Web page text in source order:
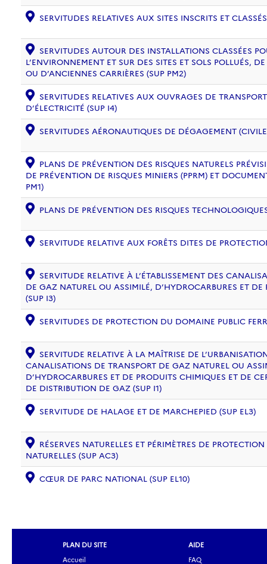
SERVITUDES RELATIVES AUX SITES INSCRITS ET
SERVITUDES AUTOUR DES INSTALLATIONS CLASSÉES
L’ENVIRONNEMENT ET SUR DES SITES ET SOLS POLLUÉS,
OU D’ANCIENNES CARRIÈRES (SUP PM2)
SERVITUDES RELATIVES AUX OUVRAGES DE
D’ÉLECTRICITÉ (SUP I4)
SERVITUDES AÉRONAUTIQUES DE DÉGAGEMENT
PLANS DE PRÉVENTION DES RISQUES NATURELS
DE PRÉVENTION DE RISQUES MINIERS (PPRM) ET
PM1)
PLANS DE PRÉVENTION DES RISQUES
SERVITUDE RELATIVE AUX FORÊTS DITES DE
SERVITUDE RELATIVE À L’ÉTABLISSEMENT DES
DE GAZ NATUREL OU ASSIMILÉ, D’HYDROCARBURES ET
(SUP I3)
SERVITUDES DE PROTECTION DU DOMAINE PUBLIC
SERVITUDE RELATIVE À LA MAÎTRISE DE
CANALISATIONS DE TRANSPORT DE GAZ NATUREL OU
D’HYDROCARBURES ET DE PRODUITS CHIMIQUES ET DE
DE DISTRIBUTION DE GAZ (SUP I1)
SERVITUDE DE HALAGE ET DE MARCHEPIED (SUP EL3)
RÉSERVES NATURELLES ET PÉRIMÈTRES DE
NATURELLES (SUP AC3)
CŒUR DE PARC NATIONAL (SUP EL10)
PLAN DU SITE
Accueil
AIDE
FAQ